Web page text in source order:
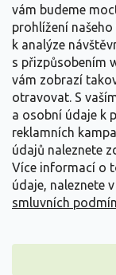
vám budeme
prohlížení
k analýze
s přizpůsobením
vám zobrazí
otravovat. S
a osobní údaje k
reklamních
údajů naleznete
Více informací o
údaje, naleznete v
smluvních
Informace pro
Kontakujte nás